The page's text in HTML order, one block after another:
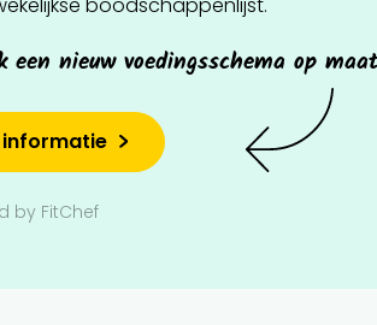
een nieuw voedingsschema op
informatie
by FitChef